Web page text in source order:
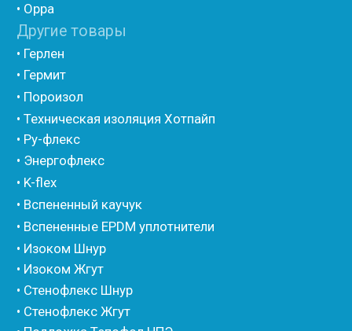
• Евроблок ИзоТехпро
• Евроблок Penoterm
• Евроблок Порилекс